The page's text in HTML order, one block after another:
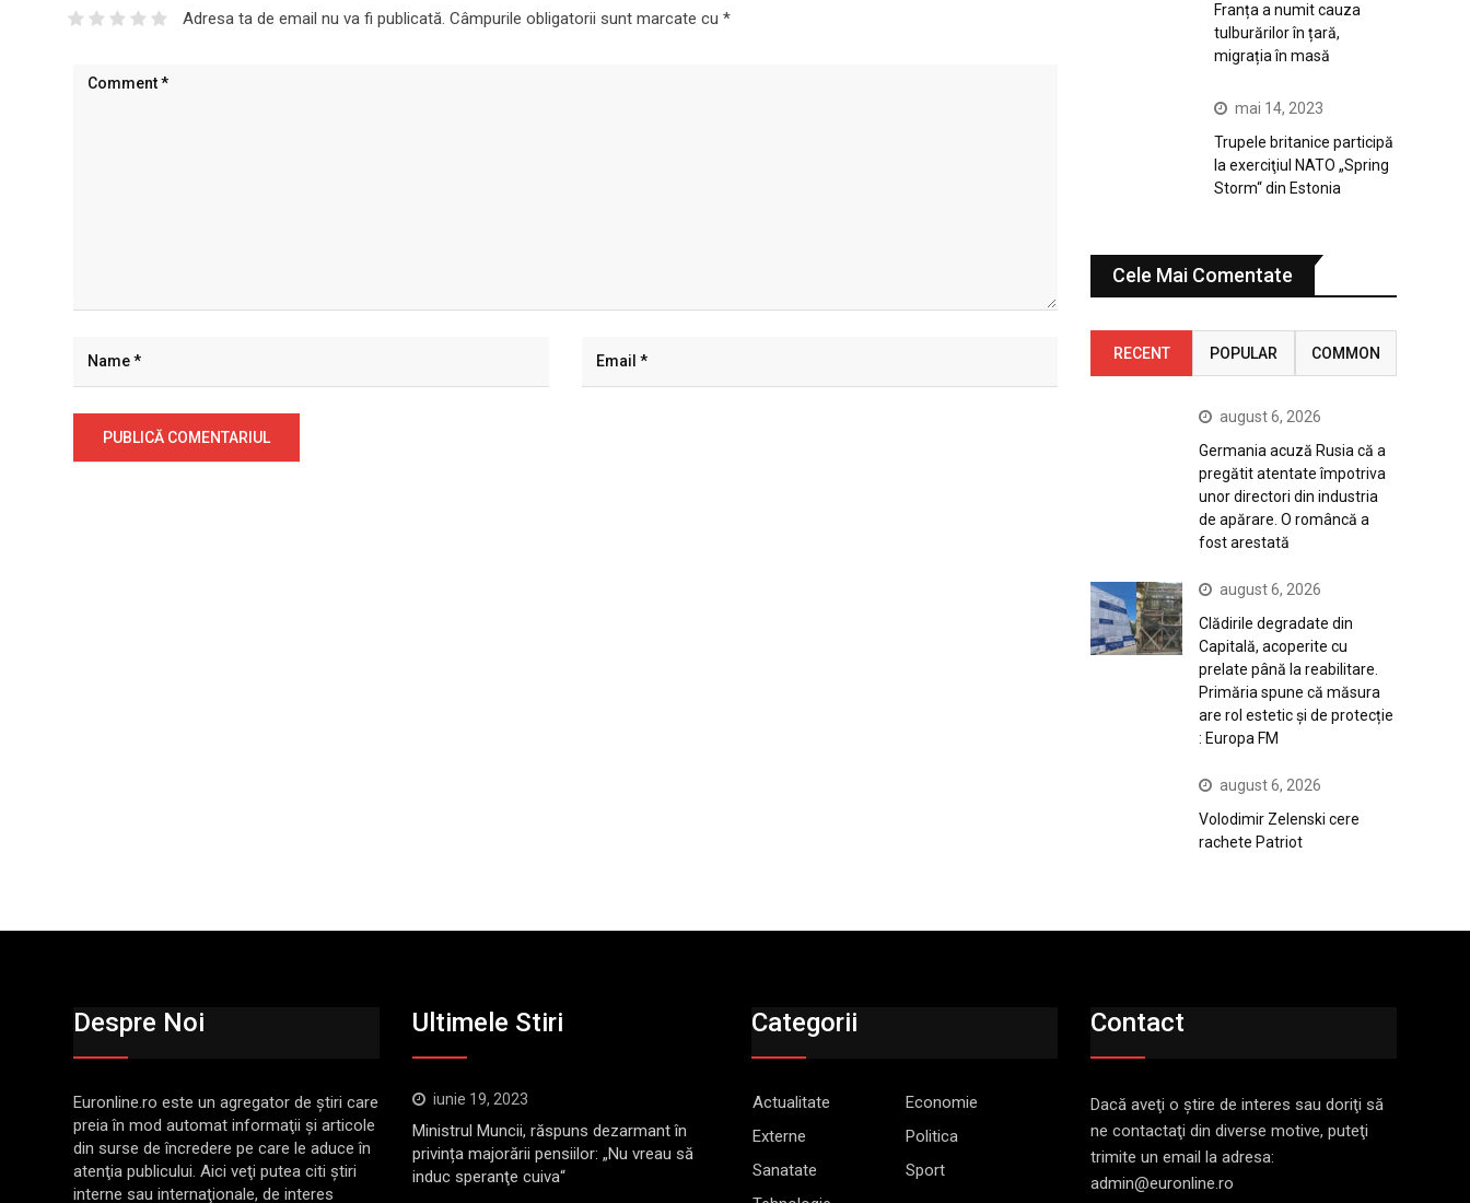
Adresa ta de email nu va fi publicată. Câmpurile obligatorii sunt marcate cu *
Franța a numit cauza
tulburărilor în țară,
migrația în masă
mai 14, 2023
Trupele britanice participă
la exerciţiul NATO „Spring
Storm“ din Estonia
Cele Mai Comentate
RECENT POPULAR COMMON
august 6, 2026
Germania acuză Rusia că a
pregătit atentate împotriva
unor directori din industria
de apărare. O româncă a
fost arestată
august 6, 2026
Clădirile degradate din
Capitală, acoperite cu
prelate până la reabilitare.
Primăria spune că măsura
are rol estetic și de protecție
: Europa FM
august 6, 2026
Volodimir Zelenski cere
rachete Patriot
Despre Noi
Euronline.ro este un agregator de ştiri care
preia în mod automat informaţii şi articole
din surse de încredere pe care le aduce în
atenţia publicului. Aici veţi putea citi ştiri
interne sau internaţionale, de interes
Ultimele Stiri
iunie 19, 2023
Ministrul Muncii, răspuns dezarmant în
privința majorării pensiilor: „Nu vreau să
induc speranţe cuiva“
Categorii
Actualitate
Economie
Externe
Politica
Sanatate
Sport
Contact
Dacă aveţi o ştire de interes sau doriţi să
ne contactaţi din diverse motive, puteţi
trimite un email la adresa:
admin@euronline.ro